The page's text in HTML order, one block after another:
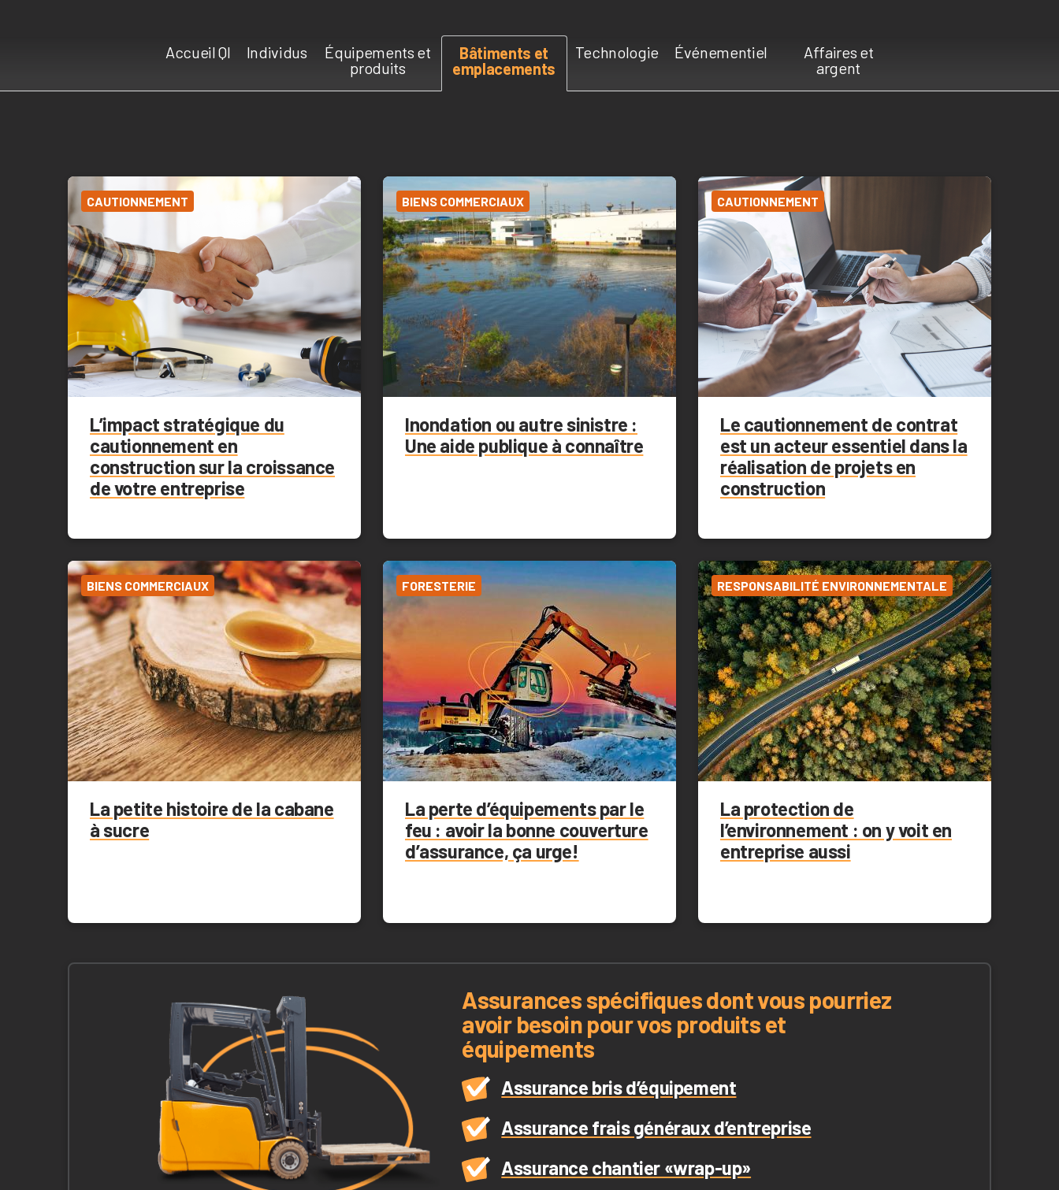
Accueil QI Individus
Équipements et
produits
Bâtiments et
emplacements
Technologie Événementiel
Affaires et
argent
CAUTIONNEMENT
L’impact stratégique du
cautionnement en
construction sur la croissance
de votre entreprise
BIENS COMMERCIAUX
Inondation ou autre sinistre :
Une aide publique à connaître
CAUTIONNEMENT
Le cautionnement de contrat
est un acteur essentiel dans la
réalisation de projets en
construction
BIENS COMMERCIAUX
La petite histoire de la cabane
à sucre
FORESTERIE
La perte d’équipements par le
feu : avoir la bonne couverture
d’assurance, ça urge!
RESPONSABILITÉ ENVIRONNEMENTALE
La protection de
l’environnement : on y voit en
entreprise aussi
Assurances spécifiques dont vous pourriez
avoir besoin pour vos produits et
équipements
Assurance bris d’équipement
Assurance frais généraux d’entreprise
Assurance chantier «wrap-up»